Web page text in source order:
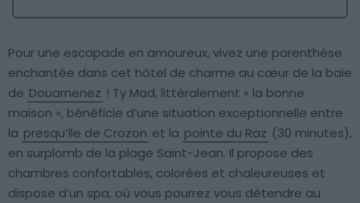
Pour une escapade en amoureux, vivez une parenthèse
enchantée dans cet hôtel de charme au cœur de la baie
de Douarnenez ! Ty Mad, littéralement « la bonne
maison », bénéficie d’une situation exceptionnelle entre
la presqu’île de Crozon et la pointe du Raz (30 minutes),
en surplomb de la plage Saint-Jean. Il propose des
chambres confortables, colorées et chaleureuses et
dispose d’un spa, où vous pourrez vous détendre au